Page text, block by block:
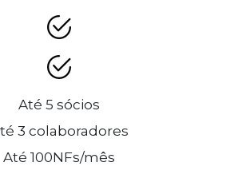
Até 5 sócios
3 colaboradores
Até 100NFs/mês